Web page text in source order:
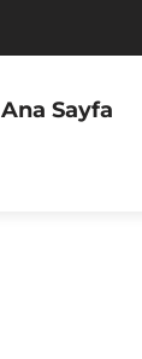
Ana Sayfa